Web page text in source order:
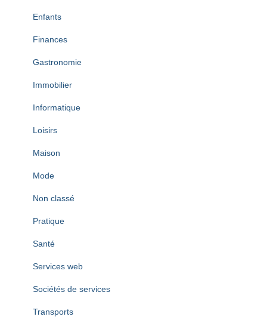
Enfants
Finances
Gastronomie
Immobilier
Informatique
Loisirs
Maison
Mode
Non classé
Pratique
Santé
Services web
Sociétés de services
Transports